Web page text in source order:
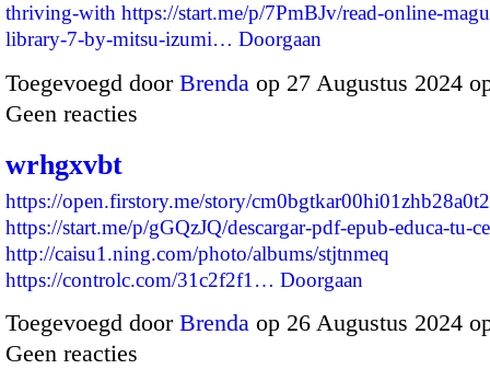
thriving-with https://start.me/p/7PmBJv/read-online-
library-7-by-mitsu-izumi… Doorgaan
Toegevoegd door Brenda op 27 Augustus 2024
Geen reacties
wrhgxvbt
https://open.firstory.me/story/
https://start.me/p/gGQzJQ/descargar-pdf-epub-educa-tu-
http://caisu1.ning.com/photo/albums/stjtnmeq
https://controlc.com/31c2f2f1… Doorgaan
Toegevoegd door Brenda op 26 Augustus 2024
Geen reacties